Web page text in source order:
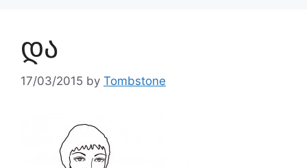
და
17/03/2015 by Tombstone